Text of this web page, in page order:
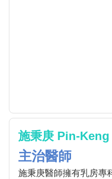
施秉庚 Pin-
主治醫師
施秉庚醫師擁有乳房專